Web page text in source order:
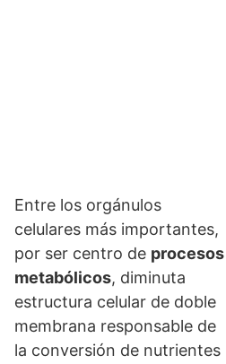
Entre los orgánulos
celulares más importantes,
por ser centro de procesos
metabólicos, diminuta
estructura celular de doble
membrana responsable de
la conversión de nutrientes